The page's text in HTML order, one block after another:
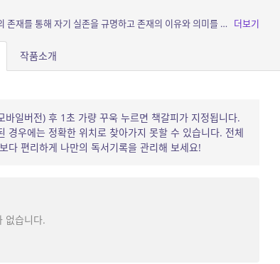
소개: 상처와 소외로 얼룩진 초라한 인생에서 조우하게 된 미지의 존재를 통해 자기 실존을 규명하고 존재의 이유와 의미를 체득해 가는 여정의 서사. 더보기
작품소개
일버전) 후 1초 가량 꾸욱 누르면 책갈피가 지정됩니다.
경우에는 정확한 위치로 찾아가지 못할 수 있습니다. 전체
다 편리하게 나만의 독서기록을 관리해 보세요!
없습니다.